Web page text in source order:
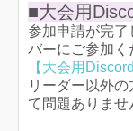
■大会用
参加申請が完
バーにご参加く
【大会用
リーダー以外
て問題ありませ